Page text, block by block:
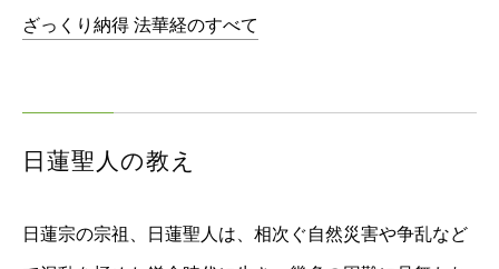
ざっくり納得 法華経のすべて
日蓮聖人の教え
日蓮宗の宗祖、日蓮聖人は、相次ぐ自然災害や争乱など